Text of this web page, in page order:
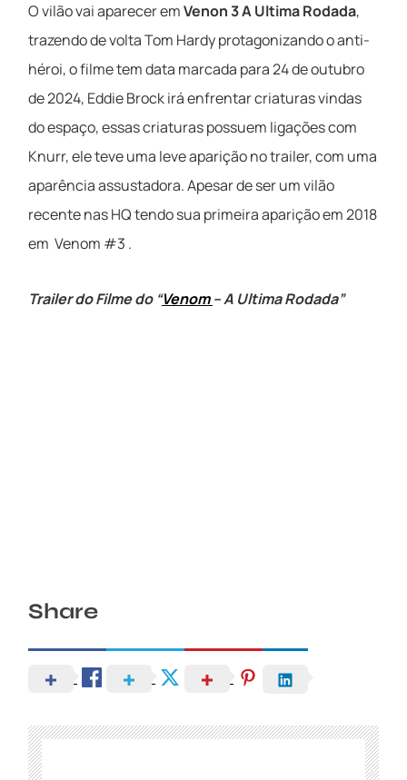
O vilão vai aparecer emVenon 3 A Ultima Rodada,
trazendo de volta Tom Hardy protagonizando o anti-
héroi, o filme tem data marcada para 24 de outubro
de 2024, Eddie Brock irá enfrentar criaturas vindas
do espaço, essas criaturas possuem ligações com
Knurr, ele teve uma leve aparição no trailer, com uma
aparência assustadora. Apesar de ser um vilão
recente nas HQ tendo sua primeira aparição em 2018
em Venom #3 .
Trailer do Filme do “Venom– A Ultima Rodada”
Share